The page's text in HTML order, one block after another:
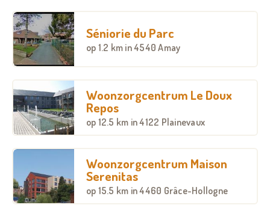
Séniorie du Parc
op 1.2 km in 4540 Amay
Woonzorgcentrum Le Doux
Repos
op 12.5 km in 4122 Plainevaux
Woonzorgcentrum Maison
Serenitas
op 15.5 km in 4460 Grâce-Hollogne